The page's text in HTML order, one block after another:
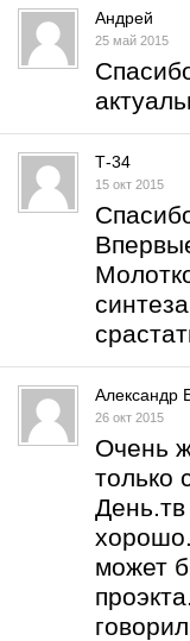
Андрей
25 май 2015
Т-34
15 окт 2015
Александр
26 окт 2015
Очень
только
может